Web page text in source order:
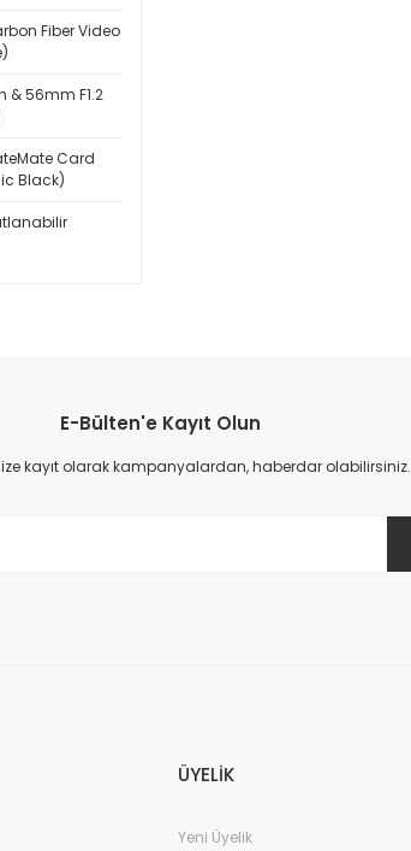
Fiber Video
& 56mm F1.2
Card
Black)
E-Bülten'e Kayıt Olun
kayıt olarak kampanyalardan, haberdar olabilirsiniz.
ÜYELİK
Yeni Üyelik